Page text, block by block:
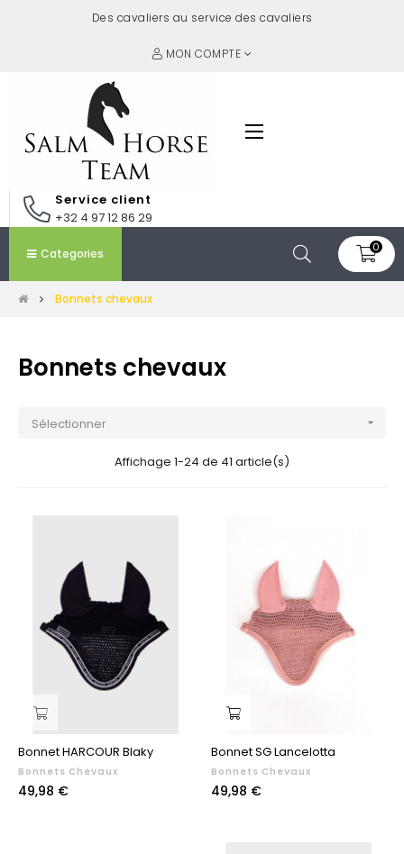
Des cavaliers au service des cavaliers
MON COMPTE
Basculer
☰
Service client
+32 4 97 12 86 29
Categories 0
Bonnets chevaux
Bonnets chevaux
Sélectionner 
Affichage 1-24 de 41 article(s)
Bonnet HARCOUR Blaky
Bonnets Chevaux
Prix
49,98 €
Bonnet SG Lancelotta
Bonnets Chevaux
Prix
49,98 €